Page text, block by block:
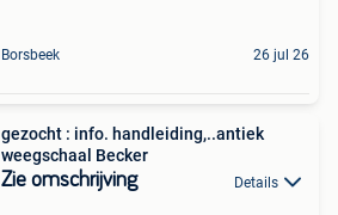
Borsbeek 26 jul 26
gezocht : info. handleiding,..antiek
weegschaal Becker
Zie omschrijving Details